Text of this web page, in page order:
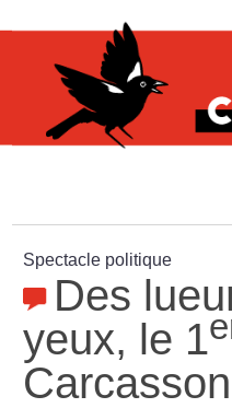
Spectacle politique
Des
yeux, le 1